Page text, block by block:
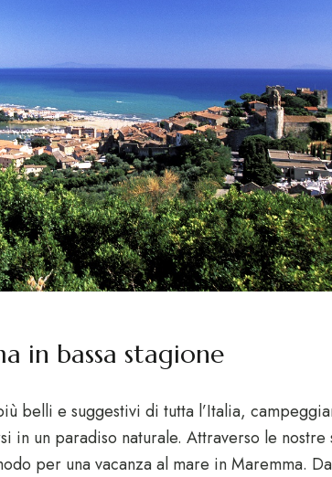
in bassa stagione
belli e suggestivi di tutta l’Italia,
in un paradiso naturale. Attraverso le nostre
per una vacanza al mare in Maremma.